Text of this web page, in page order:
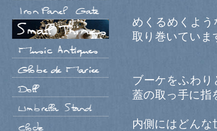
めくるめくよう
取り巻いていま
ブーケをふわ
蓋の取っ手に指
内側にはどん